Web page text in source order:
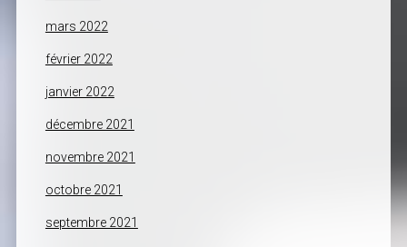
mars 2022
février 2022
janvier 2022
décembre 2021
novembre 2021
octobre 2021
septembre 2021